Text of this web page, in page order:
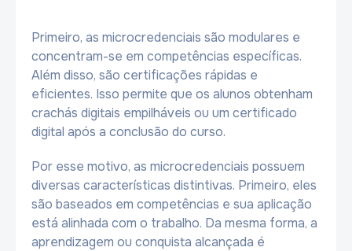
Primeiro, as microcredenciais são modulares e
concentram-se em competências específicas.
Além disso, são certificações rápidas e
eficientes. Isso permite que os alunos obtenham
crachás digitais empilháveis ou um certificado
digital após a conclusão do curso.
Por esse motivo, as microcredenciais possuem
diversas características distintivas. Primeiro, eles
são baseados em competências e sua aplicação
está alinhada com o trabalho. Da mesma forma, a
aprendizagem ou conquista alcançada é